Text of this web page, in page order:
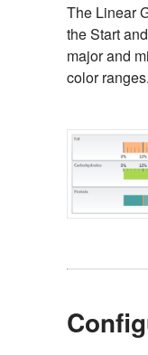
The Linear
the Start
major and
color ranges.